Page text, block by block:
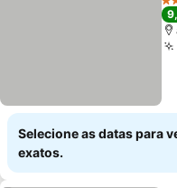
3
Selecione as datas para
exatos.